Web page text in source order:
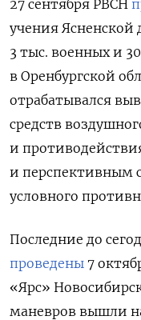
27 сентября РВСН
учения Ясненской
3 тыс. военных и
в Оренбургской
отрабатывался
средств
и
и перспективным
условного
Последние до
проведены 7
«Ярс»
маневров вышли